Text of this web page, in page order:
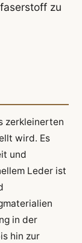
zu
zerkleinerten
wird. Es
und
Leder ist
in der
hin zur